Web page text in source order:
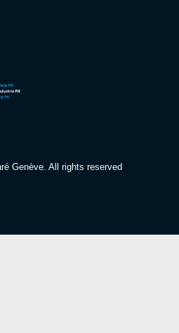
Genève. All rights reserved